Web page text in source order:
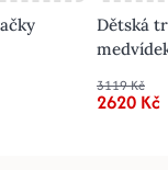
Dětská
3119 Kč
2620 Kč